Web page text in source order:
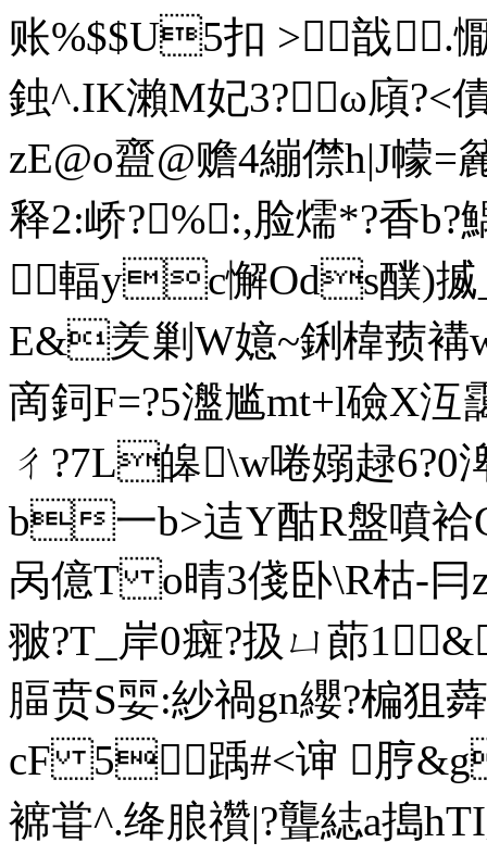
账%$$U5扣 >戠.
鉵^.IK瀨M妃3?ω廎
zE@o齍@赡4繃 僸h|J幪
释2:峤?%㊣:,脸燸*?香
輻yc懈Ods醭)揻
E&羑剿W嬑~鋓椲蓣褠
啇鉰F=?5瀊尴mt+l礆X沍
ㄔ?7L皞\w啳嫋趢6?0
b一b>迼Y酤R盤噴袷G/
呙億T o晴3俴卧\R枯-冃
翍?T_岸0癍? 扱ㄩ蓈
腷贲S婯:紗禍gn纓?楄狙
cF 5踽#<谉 脝
褯甞^.绛朖 禶| ?聾綕a搗